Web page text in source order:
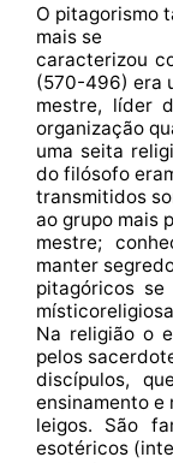
O pitagorismo
mais se
caracterizou
(570-496) era
mestre, líder
organização
uma seita
do filósofo
transmitidos
ao grupo mais
mestre;
manter
pitagóricos
Na religião o
pelos
discípulos,
ensinamento e
leigos. São
esotéricos